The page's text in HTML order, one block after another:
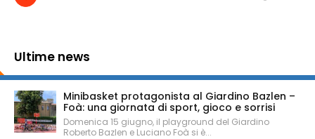
Ultime news
Minibasket protagonista al Giardino Bazlen –
Foà: una giornata di sport, gioco e sorrisi
Domenica 15 giugno, il playground del Giardino
Roberto Bazlen e Luciano Foà si è...